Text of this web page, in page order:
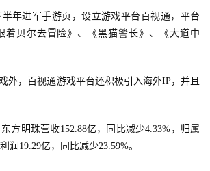
半年进军手游页，设立游戏平台百视通，平台
着贝尔去冒险》、《黑猫警长》、《大道中
外，百视通游戏平台还积极引入海外IP，并且
方明珠营收152.88亿，同比减少4.33%，归属
润19.29亿，同比减少23.59%。